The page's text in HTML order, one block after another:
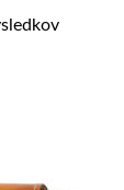
Zoradené